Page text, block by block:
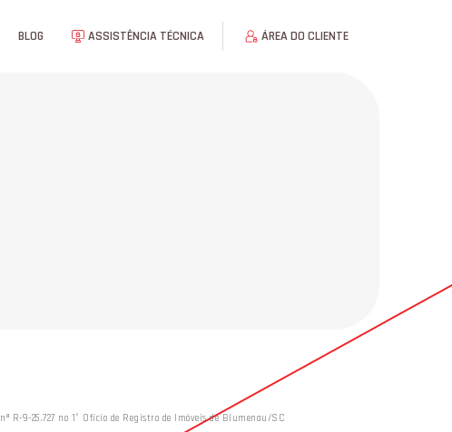
BLOG ASSISTÊNCIA TÉCNICA ÁREA DO CLIENTE
nº R-9-25.727 no 1° Ofício de Registro de Imóveis de Blumenau/SC